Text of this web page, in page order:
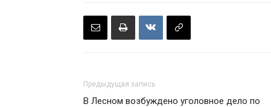
Предыдущая запись
В Лесном возбуждено уголовное дело по